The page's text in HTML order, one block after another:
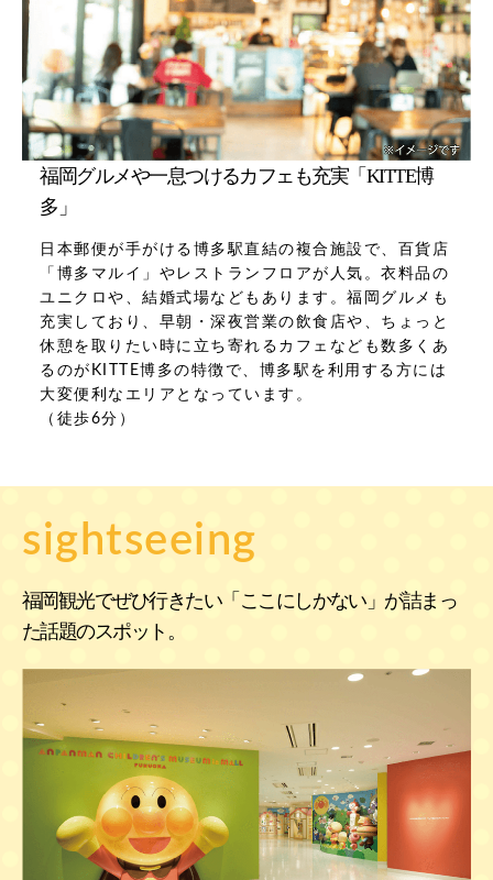
福岡グルメや一息つけるカフェも充実「KITTE博
多」
日本郵便が手がける博多駅直結の複合施設で、百貨店
「博多マルイ」やレストランフロアが人気。衣料品の
ユニクロや、結婚式場などもあります。福岡グルメも
充実しており、早朝・深夜営業の飲食店や、ちょっと
休憩を取りたい時に立ち寄れるカフェなども数多くあ
るのがKITTE博多の特徴で、博多駅を利用する方には
大変便利なエリアとなっています。
（徒歩6分）
sightseeing
福岡観光でぜひ行きたい「ここにしかない」が詰まっ
た話題のスポット。